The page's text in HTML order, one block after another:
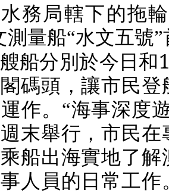
務局轄下的拖
測量船“水文五號
船分別於今日和
碼頭，讓市民登
作。“海事深度
末舉行，市民在
船出海實地了解
人員的日常工作